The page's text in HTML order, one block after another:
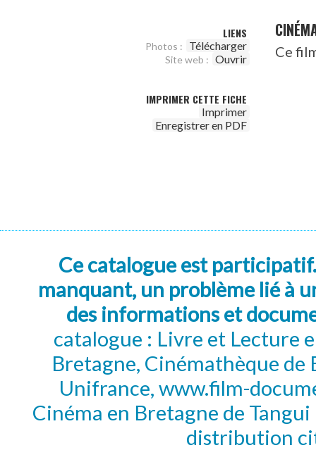
LIENS
Photos : Télécharger
Site web : Ouvrir
IMPRIMER CETTE FICHE
Imprimer
Enregistrer en PDF
Ce
Ce catalogue est
manquant, un problème lié à
des informations et
catalogue : Livre et Lecture
Bretagne, Cinémathèque de
Unifrance, www.film-
Cinéma en Bretagne de
distribution